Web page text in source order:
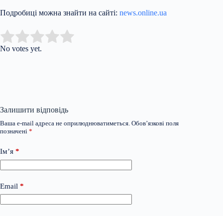
Подробиці можна знайти на сайті: news.online.ua
Rate this item:
No votes yet.
Залишити відповідь
Ваша e-mail адреса не оприлюднюватиметься. Обов’язкові поля
позначені *
Ім’я *
Email *